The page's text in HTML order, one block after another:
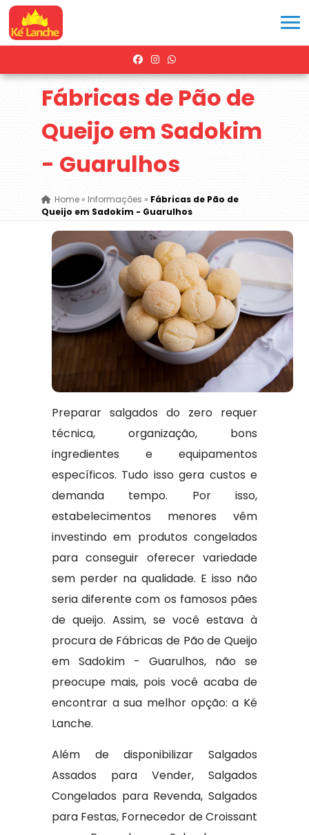
Fábricas de Pão de
Queijo em Sadokim
- Guarulhos
Home» Informações » Fábricas de Pão de
Queijo em Sadokim - Guarulhos
Preparar salgados do zero requer
técnica, organização, bons
ingredientes e equipamentos
específicos. Tudo isso gera custos e
demanda tempo. Por isso,
estabelecimentos menores vêm
investindo em produtos congelados
para conseguir oferecer variedade
sem perder na qualidade. E isso não
seria diferente com os famosos pães
de queijo. Assim, se você estava à
procura de Fábricas de Pão de Queijo
em Sadokim - Guarulhos, não se
preocupe mais, pois você acaba de
encontrar a sua melhor opção: a Ké
Lanche.
Além de disponibilizar Salgados
Assados para Vender, Salgados
Congelados para Revenda, Salgados
para Festas, Fornecedor de Croissant